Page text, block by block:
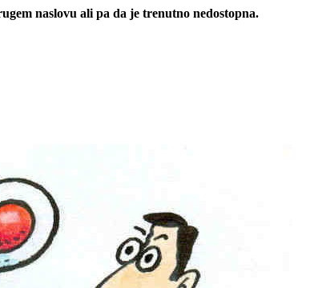
naslovu ali pa da je trenutno nedostopna.